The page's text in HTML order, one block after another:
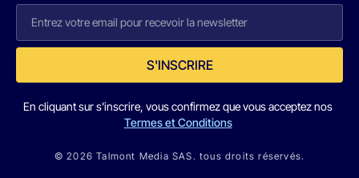
S'INSCRIRE
En cliquant sur s'inscrire, vous confirmez que vous acceptez nos
Termes et Conditions
© 2026 Talmont Media SAS. tous droits réservés.